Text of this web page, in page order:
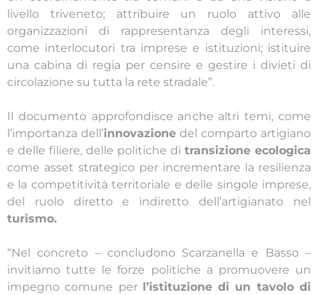
livello triveneto; attribuire un ruolo attivo alle
organizzazioni di rappresentanza degli interessi,
come interlocutori tra imprese e istituzioni; istituire
una cabina di regia per censire e gestire i divieti di
circolazione su tutta la rete stradale”.
Il documento approfondisce anche altri temi, come
l’importanza dell’innovazione del comparto artigiano
e delle filiere, delle politiche di transizione ecologica
come asset strategico per incrementare la resilienza
e la competitività territoriale e delle singole imprese,
del ruolo diretto e indiretto dell’artigianato nel
turismo.
“Nel concreto – concludono Scarzanella e Basso –
invitiamo tutte le forze politiche a promuovere un
impegno comune per l’istituzione di un tavolo di